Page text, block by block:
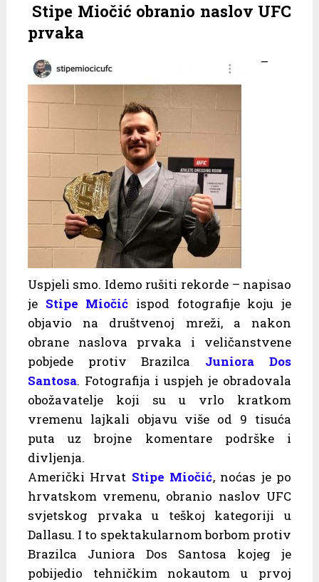
Stipe Miočić obranio naslov UFC
prvaka
–
Uspjeli smo. Idemo rušiti rekorde – napisao
je Stipe Miočić ispod fotografije koju je
objavio na društvenoj mreži, a nakon
obrane naslova prvaka i veličanstvene
pobjede protiv Brazilca Juniora Dos
Santosa. Fotografija i uspjeh je obradovala
obožavatelje koji su u vrlo kratkom
vremenu lajkali objavu više od 9 tisuća
puta uz brojne komentare podrške i
divljenja.
Američki Hrvat Stipe Miočić, noćas je po
hrvatskom vremenu, obranio naslov UFC
svjetskog prvaka u teškoj kategoriji u
Dallasu. I to spektakularnom borbom protiv
Brazilca Juniora Dos Santosa kojeg je
pobijedio tehničkim nokautom u prvoj